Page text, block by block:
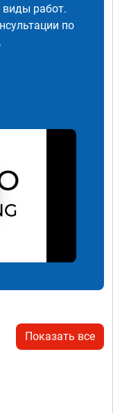
виды работ.
по
Показать все